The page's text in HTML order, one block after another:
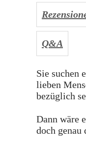
Q&A
Sie suchen
lieben
bezüglich
Dann wäre
doch genau